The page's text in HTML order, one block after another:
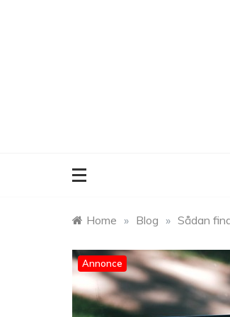
Home » Blog » Sådan
Annonce